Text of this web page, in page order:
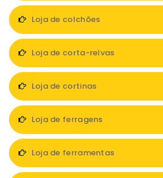
Loja de colchões
Loja de corta-relvas
Loja de cortinas
Loja de ferragens
Loja de ferramentas